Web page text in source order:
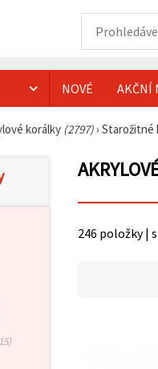
NOVÉ AKČNÍ
korálky (2797)› Starožitné
246 položky |